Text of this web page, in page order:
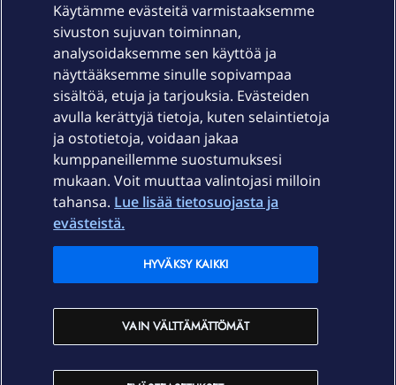
Laitteet & liittymät
Palvelut
Ajankohtaista
Elisa Oyj
In English
Käytämme evästeitä varmistaaksemme
sivuston sujuvan toiminnan,
analysoidaksemme sen käyttöä ja
näyttääksemme sinulle sopivampaa
sisältöä, etuja ja tarjouksia. Evästeiden
avulla kerättyjä tietoja, kuten selaintietoja
ja ostotietoja, voidaan jakaa
kumppaneillemme suostumuksesi
mukaan. Voit muuttaa valintojasi milloin
tahansa. Lue lisää tietosuojasta ja
evästeistä.
VAIN VÄLTTÄMÄTTÖMÄT
HYVÄKSY KAIKKI